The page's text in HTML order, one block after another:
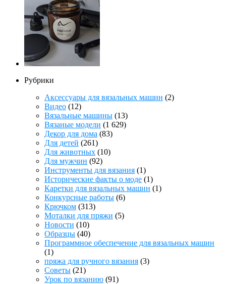
Рубрики
Аксессуары для вязальных машин (2)
Видео (12)
Вязальные машины (13)
Вязаные модели (1 629)
Декор для дома (83)
Для детей (261)
Для животных (10)
Для мужчин (92)
Инструменты для вязания (1)
Исторические факты о моде (1)
Каретки для вязальных машин (1)
Конкурсные работы (6)
Крючком (313)
Моталки для пряжи (5)
Новости (10)
Образцы (40)
Программное обеспечение для вязальных машин
(1)
пряжа для ручного вязания (3)
Советы (21)
Урок по вязанию (91)